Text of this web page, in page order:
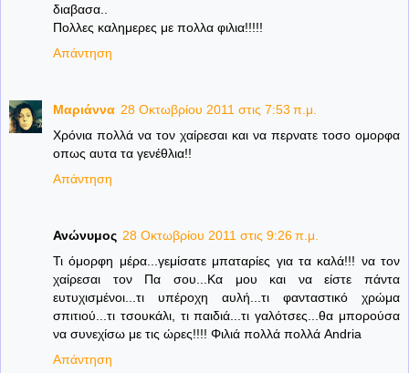
διαβασα..
Πολλες καλημερες με πολλα φιλια!!!!!
Απάντηση
Μαριάννα 28 Οκτωβρίου 2011 στις 7:53 π.μ.
Χρόνια πολλά να τον χαίρεσαι και να περνατε τοσο ομορφα
οπως αυτα τα γενέθλια!!
Απάντηση
Ανώνυμος 28 Οκτωβρίου 2011 στις 9:26 π.μ.
Τι όμορφη μέρα...γεμίσατε μπαταρίες για τα καλά!!! να τον
χαίρεσαι τον Πα σου...Κα μου και να είστε πάντα
ευτυχισμένοι...τι υπέροχη αυλή...τι φανταστικό χρώμα
σπιτιού...τι τσουκάλι, τι παιδιά...τι γαλότσες...θα μπορούσα
να συνεχίσω με τις ώρες!!!! Φιλιά πολλά πολλά Andria
Απάντηση